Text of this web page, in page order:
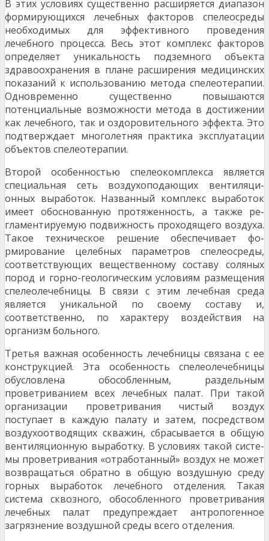
В этих условиях существенно расширяется диапазон
формирующихся лечебных факторов спелео­среды
необходимых для эффективного проведения
лечебного процесса. Весь этот комплекс фак­торов
определяет уникальность подземного объекта
здравоохранения в плане расширения меди­цинских
показаний к использованию метода спелеотерапии.
Одновременно существенно повышаю­тся
потенциальные возможности метода в достижении
как лечебного, так и оздоровительного эф­фекта. Это
подтверждает многолетняя практика эксплуатации
объектов спелеотерапии.
Второй особенностью спелеокомплекса является
специальная сеть воздухоподающих вентиляци­
онных выработок. Названный комплекс выработок
имеет обоснованную протяженность, а также ре­
гламентируемую подвижность проходящего воздуха.
Такое техническое решение обеспечивает фо­
рмирование целебных параметров спелеосреды,
соответствующих вещественному составу соля­ных
пород и горно-геологическим условиям размещения
спелеолечебницы. В связи с этим лечеб­ная среда
является уникальной по своему составу и,
соответственно, по характеру воздействия на
организм больного.
Третья важная особенность лечебницы связана с ее
конструкцией. Эта особенность спелеолечеб­ницы
обусловлена обособленным, раздельным
проветриванием всех лечебных палат. При такой
организации проветривания чистый воздух
поступает в каждую палату и затем, посредством
возду­хоотводящих скважин, сбрасывается в общую
вентиляционную выработку. В условиях такой систе­
мы проветривания «отработанный» воздух не может
возвращаться обратно в общую воздушную среду
горных выработок лечебного отделения. Такая
система сквозного, обособленного проветри­вания
лечебных палат предупреждает антропогенное
загрязнение воздушной среды всего отделе­ния.